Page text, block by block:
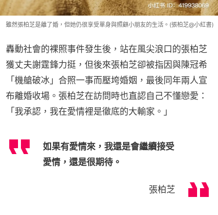
雖然張柏芝是離了婚，但她仍很享受單身與照顧小朋友的生活。(張柏芝@小紅書)
轟動社會的裸照事件發生後，站在風尖浪口的張柏芝
獲丈夫謝霆鋒力挺，但後來張柏芝卻被指因與陳冠希
「機艙破冰」合照一事而壓垮婚姻，最後同年兩人宣
布離婚收場。張柏芝在訪問時也直認自己不懂戀愛：
「我承認，我在愛情裡是徹底的大輸家。」
如果有愛情來，我還是會繼續接受
愛情，還是很期待。
張柏芝